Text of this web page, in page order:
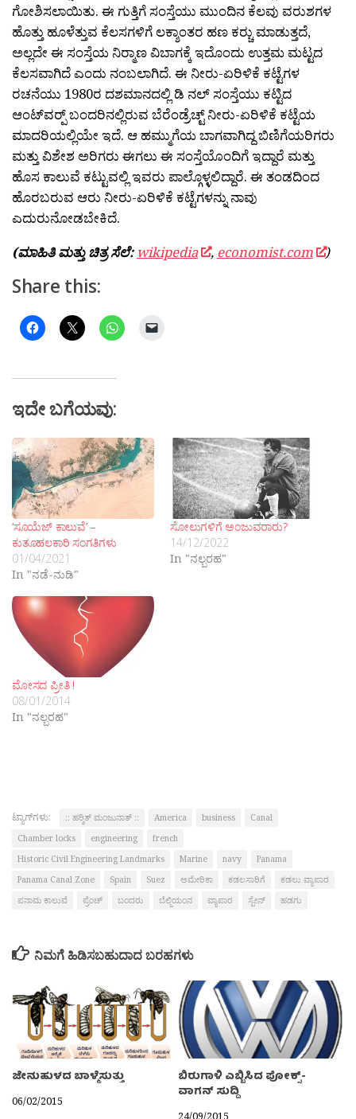
ಗೋಶಿಸಲಾಯಿತು. ಈ ಗುತ್ತಿಗೆ ಸಂಸ್ತೆಯು ಮುಂದಿನ ಕೆಲವು ವರುಶಗಳ
ಹೊತ್ತು ಹೂಳೆತ್ತುವ ಕೆಲಸಗಳಿಗೆ ಲಕ್ಶಾಂತರ ಹಣ ಕರ‍್ಚು ಮಾಡುತ್ತದೆ,
ಅಲ್ಲದೇ ಈ ಸಂಸ್ತೆಯ ನಿರ‍್ಮಾಣ ವಿಬಾಗಕ್ಕೆ ಇದೊಂದು ಉತ್ತಮ ಮಟ್ಟದ
ಕೆಲಸವಾಗಿದೆ ಎಂದು ನಂಬಲಾಗಿದೆ. ಈ ನೀರು-ಏರಿಳಿಕೆ ಕಟ್ಟೆಗಳ
ರಚನೆಯು 1980ರ ದಶಮಾನದಲ್ಲಿ ಡಿ ನಲ್ ಸಂಸ್ತೆಯು ಕಟ್ಟಿದ
ಆಂಟ್‌ವರ‍್ಪ್ ಬಂದರಿನಲ್ಲಿರುವ ಬೆರೆಂಡ್ರೆಚ್ಟ್ ನೀರು-ಏರಿಳಿಕೆ ಕಟ್ಟೆಯ
ಮಾದರಿಯಲ್ಲಿಯೇ ಇದೆ. ಆ ಹಮ್ಮುಗೆಯ ಬಾಗವಾಗಿದ್ದ ಬಿಣಿಗೆಯರಿಗರು
ಮತ್ತು ವಿಶೇಶ ಅರಿಗರು ಈಗಲು ಈ ಸಂಸ್ತೆಯೊಂದಿಗೆ ಇದ್ದಾರೆ ಮತ್ತು
ಹೊಸ ಕಾಲುವೆ ಕಟ್ಟುವಲ್ಲಿ ಇವರು ಪಾಲ್ಗೊಳ್ಳಲಿದ್ದಾರೆ. ಈ ತಂಡದಿಂದ
ಹೊರಬರುವ ಆರು ನೀರು-ಏರಿಳಿಕೆ ಕಟ್ಟೆಗಳನ್ನು ನಾವು
ಎದುರುನೋಡಬೇಕಿದೆ.
(ಮಾಹಿತಿ ಮತ್ತು ಚಿತ್ರ ಸೆಲೆ: wikipedia , economist.com )
Share this:
ಇದೇ ಬಗೆಯವು:
‘ಸೂಯೆಜ್ ಕಾಲುವೆ’ –
ಕುತೂಹಲಕಾರಿ ಸಂಗತಿಗಳು
01/04/2021
In "ನಡೆ-ನುಡಿ"
ಸೋಲುಗಳಿಗೆ ಅಂಜುವರಾರು?
14/12/2022
In "ನಲ್ಬರಹ"
ಮೋಸದ ಪ್ರೀತಿ !
08/01/2014
In "ನಲ್ಬರಹ"
ಟ್ಯಾಗ್‌ಗಳು: :: ಹರ‍್ಶಿತ್ ಮಂಜುನಾತ್ :: America business
Canal
Chamber locks
engineering
french
Historic Civil Engineering Landmarks
Marine navy
Panama
Panama Canal Zone
Spain Suez ಅಮೇರಿಕಾ ಕಡಲಸಾರಿಗೆ
ಕಡಲು ವ್ಯಾಪಾರ
ಪನಾಮ ಕಾಲುವೆ
ಪ್ರೆಂಚ್ ಬಂದರು ಬೆಲ್ಜಿಯಂನ ವ್ಯಾಪಾರ ಸ್ಪೇನ್ ಹಡಗು
ನಿಮಗೆ ಹಿಡಿಸಬಹುದಾದ ಬರಹಗಳು
ಜೇನುಹುಳದ ಬಾಳ್ಮೆಸುತ್ತು
06/02/2015
ಬಿರುಗಾಳಿ ಎಬ್ಬಿಸಿದ ಪೋಕ್ಸ್-
ವಾಗನ್ ಸುದ್ದಿ
24/09/2015